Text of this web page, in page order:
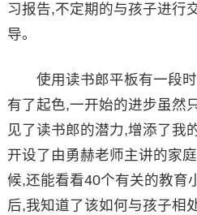
习报告,不定期的与孩子进行
导。
使用读书郎平板有一段时
有了起色,一开始的进步虽然
见了读书郎的潜力,增添了我
开设了由勇赫老师主讲的家
候,还能看看40个有关的教育
后,我知道了该如何与孩子相